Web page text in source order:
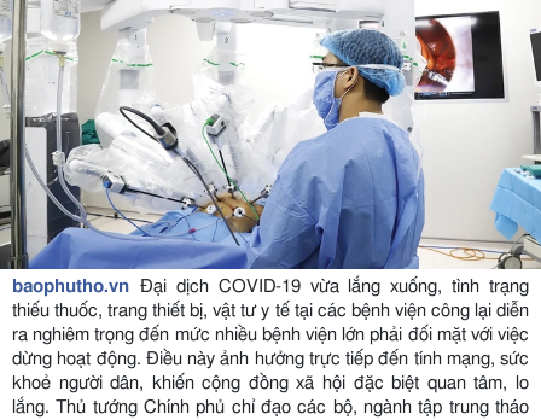
baophutho.vn Đại dịch COVID-19 vừa lắng xuống, tình trạng
thiếu thuốc, trang thiết bị, vật tư y tế tại các bệnh viện công lại diễn
ra nghiêm trọng đến mức nhiều bệnh viện lớn phải đối mặt với việc
dừng hoạt động. Điều này ảnh hưởng trực tiếp đến tính mạng, sức
khoẻ người dân, khiến cộng đồng xã hội đặc biệt quan tâm, lo
lắng. Thủ tướng Chính phủ chỉ đạo các bộ, ngành tập trung tháo